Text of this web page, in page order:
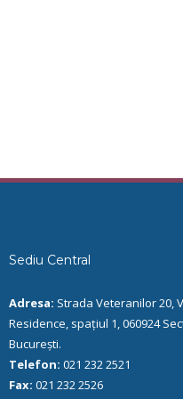
Sediu Central
Adresa: Strada Veteranilor 20,
Residence, spațiul 1, 060924
București.
Telefon: 021 232 2521
Fax: 021 232 2526